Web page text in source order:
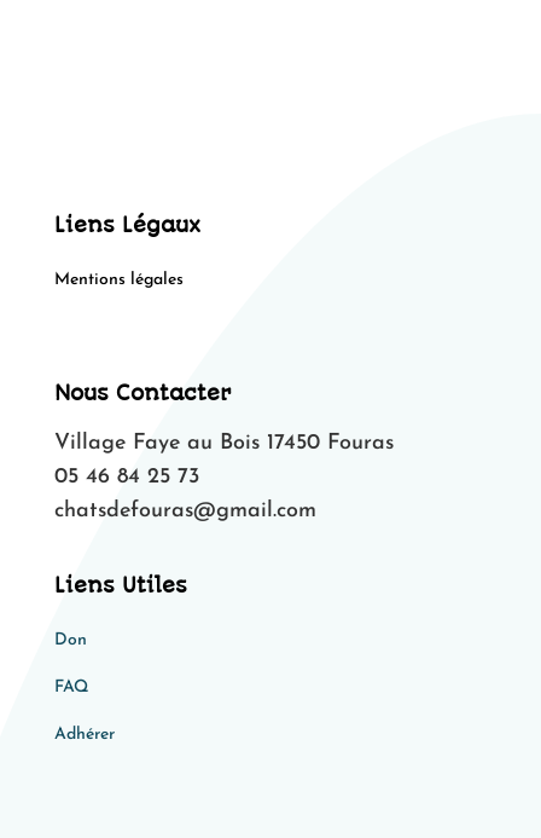
Liens Légaux
Mentions légales
Nous Contacter
Village Faye au Bois 17450 Fouras
05 46 84 25 73
chatsdefouras@gmail.com
Liens Utiles
Don
FAQ
Adhérer